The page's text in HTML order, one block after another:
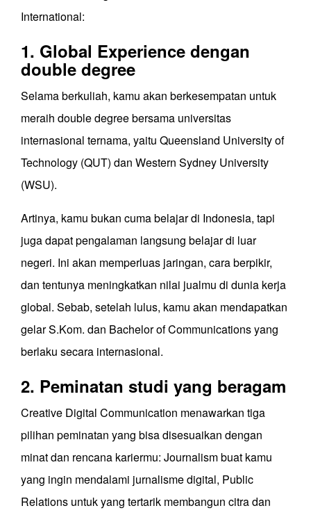
International:
1. Global Experience dengan
double degree
Selama berkuliah, kamu akan berkesempatan untuk
meraih double degree bersama universitas
internasional ternama, yaitu Queensland University of
Technology (QUT) dan Western Sydney University
(WSU).
Artinya, kamu bukan cuma belajar di Indonesia, tapi
juga dapat pengalaman langsung belajar di luar
negeri. Ini akan memperluas jaringan, cara berpikir,
dan tentunya meningkatkan nilai jualmu di dunia kerja
global. Sebab, setelah lulus, kamu akan mendapatkan
gelar S.Kom. dan Bachelor of Communications yang
berlaku secara internasional.
2. Peminatan studi yang beragam
Creative Digital Communication menawarkan tiga
pilihan peminatan yang bisa disesuaikan dengan
minat dan rencana kariermu: Journalism buat kamu
yang ingin mendalami jurnalisme digital, Public
Relations untuk yang tertarik membangun citra dan